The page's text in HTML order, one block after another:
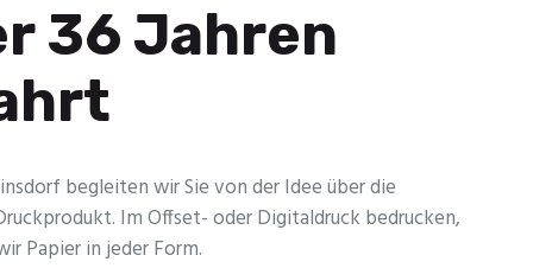
36 Jahren
begleiten wir Sie von der Idee über die
Im Offset- oder Digitaldruck bedrucken,
Papier in jeder Form.